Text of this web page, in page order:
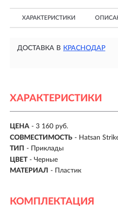
ХАРАКТЕРИСТИКИ
ДОСТАВКА В КРАСНОДАР
ХАРАКТЕРИСТИКИ
ЦЕНА - 3 160 руб.
СОВМЕСТИМОСТЬ - Hatsan
ТИП - Приклады
ЦВЕТ - Черные
МАТЕРИАЛ - Пластик
КОМПЛЕКТАЦИЯ